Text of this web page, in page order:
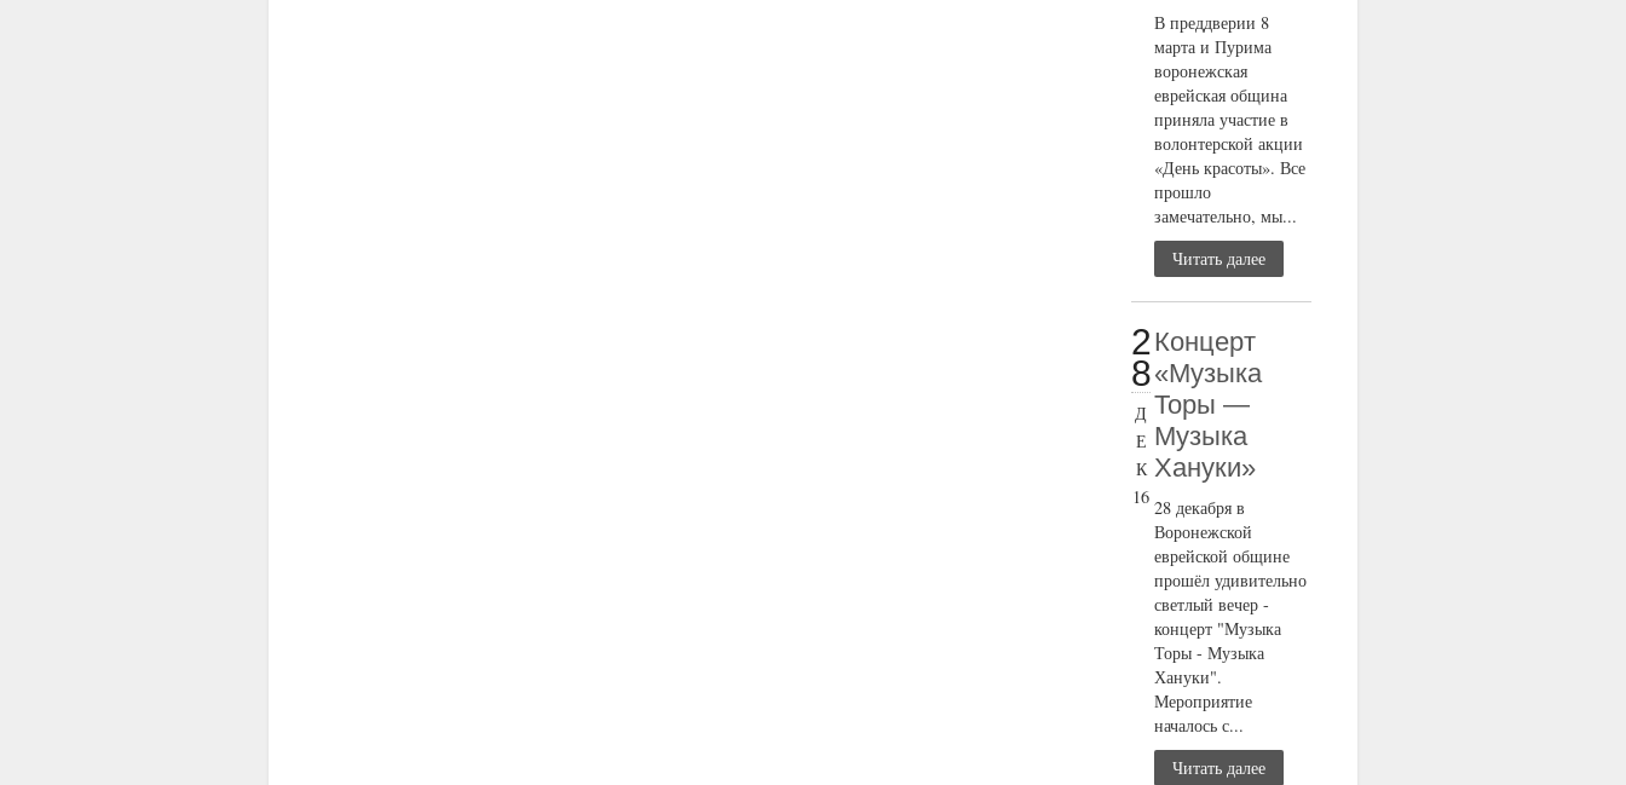
В преддверии 8
марта и Пурима
воронежская
еврейская община
приняла участие в
волонтерской акции
«День красоты». Все
прошло
замечательно, мы...
Читать далее
2
8
Д
Е
К
16
Концерт
«Музыка
Торы —
Музыка
Хануки»
28 декабря в
Воронежской
еврейской общине
прошёл удивительно
светлый вечер -
концерт "Музыка
Торы - Музыка
Хануки".
Мероприятие
началось с...
Читать далее